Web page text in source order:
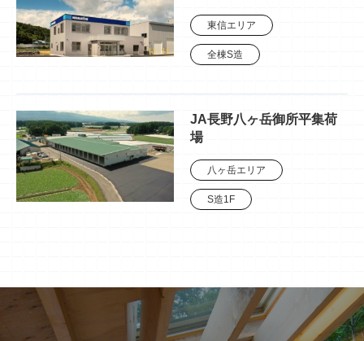
東信エリア
全棟S造
JA長野八ヶ岳御所平集荷
場
八ヶ岳エリア
S造1F